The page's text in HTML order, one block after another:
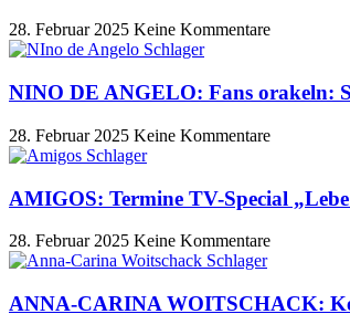
28. Februar 2025 Keine Kommentare
NINO DE ANGELO: Fans orakeln:
28. Februar 2025 Keine Kommentare
AMIGOS: Termine TV-Special
28. Februar 2025 Keine Kommentare
ANNA-CARINA WOITSCHACK: